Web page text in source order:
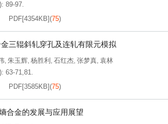
89-97.
PDF[4354KB](75)
三辊斜轧穿孔及连轧有限元模拟
, 朱玉辉, 杨胜利 , 石红杰, 张梦真, 袁林
63-71,81.
PDF[3585KB](75)
合金的发展与应用展望